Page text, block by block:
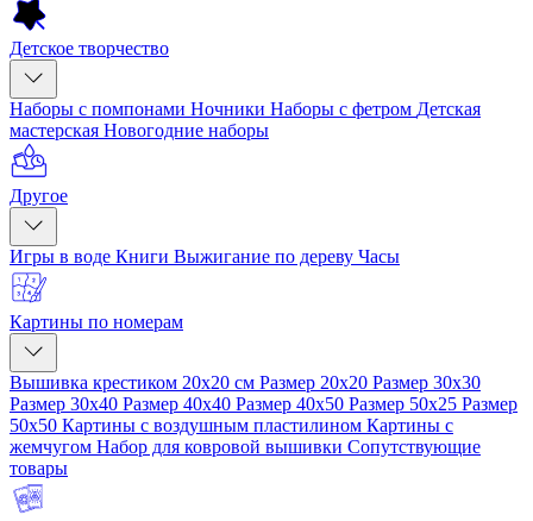
Детское творчество
Наборы с помпонами Ночники Наборы с фетром Детская
мастерская Новогодние наборы
Другое
Игры в воде Книги Выжигание по дереву Часы
Картины по номерам
Вышивка крестиком 20x20 см Размер 20x20 Размер 30x30
Размер 30x40 Размер 40x40 Размер 40x50 Размер 50x25 Размер
50x50 Картины с воздушным пластилином Картины с
жемчугом Набор для ковровой вышивки Сопутствующие
товары